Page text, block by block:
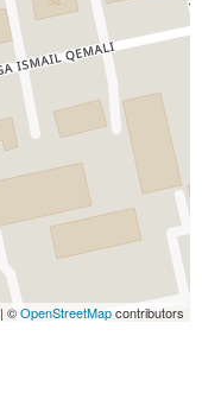
| ©OpenStreetMapcontributors